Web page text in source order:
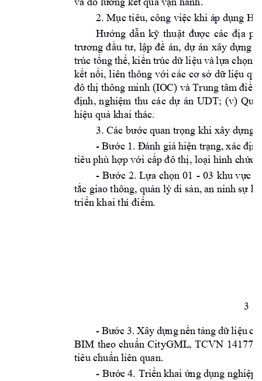
2. Mục tiêu, công việc khi áp dụng
Hướng dẫn kỹ thuật được các địa
trương đầu tư, lập đề án, dự án xây dựng
trúc tổng thể, kiến trúc dữ liệu và lựa chọn
kết nối, liên thông với các cơ sở dữ liệu
đô thị thông minh (IOC) và Trung tâm điều
định, nghiệm thu các dự án UDT; (v)
hiệu quả khai thác.
3. Các bước quan trọng khi xây dựng
- Bước 1. Đánh giá hiện trạng, xác đ
tiêu phù hợp với cấp đô thị, loại hình chức
- Bước 2. Lựa chọn 01 - 03 khu vực
tắc giao thông, quản lý di sản, an ninh sự
triển khai thí điểm.
3
- Bước 3. Xây dựng nền tảng dữ liệu cơ
BIM theo chuẩn CityGML, TCVN
tiêu chuẩn liên quan.
- Bước 4. Triển khai ứng dụng nghiệp